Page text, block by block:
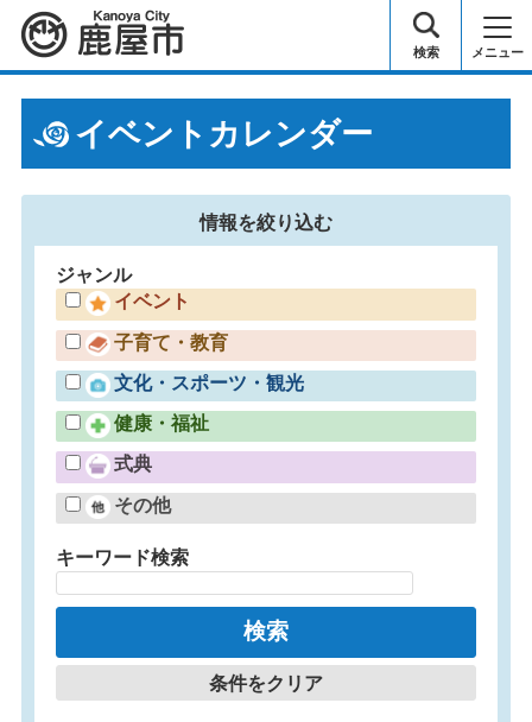
鹿屋市 検索 メニュー
イベントカレンダー
情報を絞り込む
ジャンル
イベント
子育て・教育
文化・スポーツ・観光
健康・福祉
式典
その他
キーワード検索
条件をクリア